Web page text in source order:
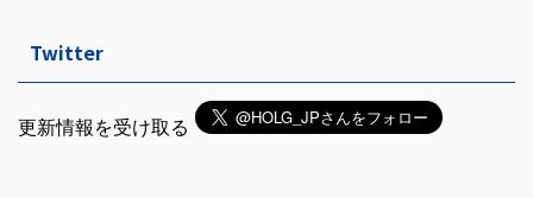
Twitter
更新情報を受け取る